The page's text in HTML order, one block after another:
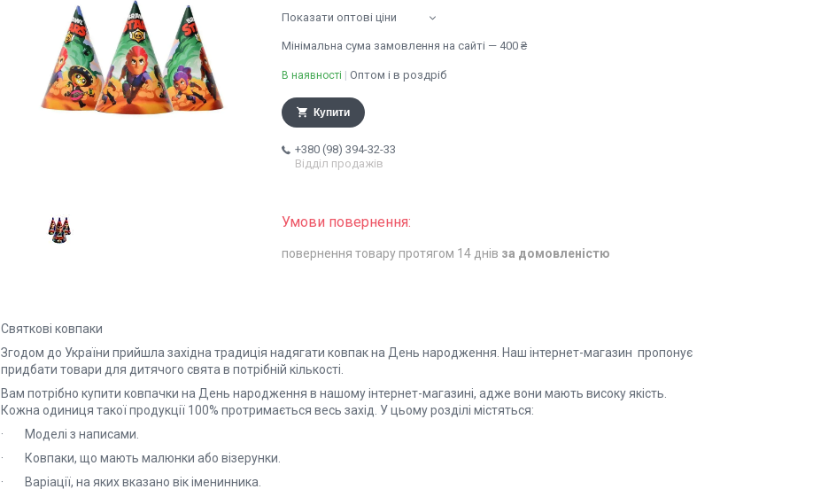
Показати оптові ціни
Мінімальна сума замовлення на сайті — 400 ₴
В наявності Оптом і в роздріб
Купити
+380 (98) 394-32-33
Відділ продажів
повернення товару протягом 14 днів за домовленістю
Святкові ковпаки
Згодом до України прийшла західна традиція надягати ковпак на День народження. Наш інтернет-магазин пропонує
придбати товари для дитячого свята в потрібній кількості.
Вам потрібно купити ковпачки на День народження в нашому інтернет-магазині, адже вони мають високу якість.
Кожна одиниця такої продукції 100% протримається весь захід. У цьому розділі містяться:
· Моделі з написами.
· Ковпаки, що мають малюнки або візерунки.
· Варіації, на яких вказано вік іменинника.